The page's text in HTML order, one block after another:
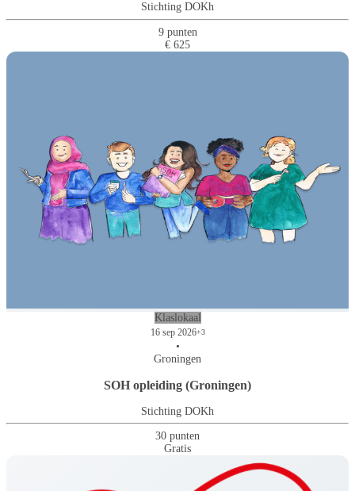
Stichting DOKh
9 punten
€ 625
Klaslokaal
16 sep 2026+3
•
Groningen
SOH opleiding (Groningen)
Stichting DOKh
30 punten
Gratis